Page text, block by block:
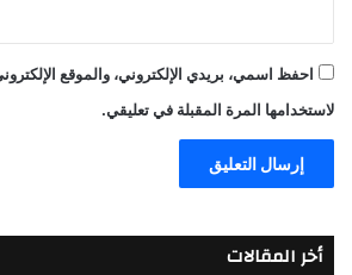
احفظ اسمي، بريدي الإلكتروني، والموقع
لاستخدامها المرة المقبلة في تعليقي.
أخر المقالات